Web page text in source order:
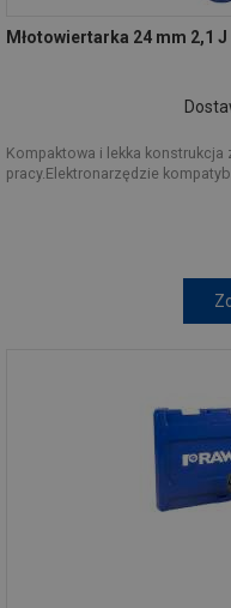
Młotowiertarka 24 mm 2,1 J
Kompaktowa i lekka konstrukcja
pracy.Elektronarzędzie